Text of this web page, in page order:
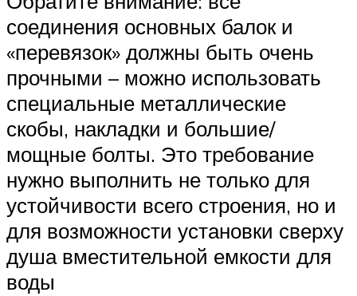
соединения основных балок и
«перевязок» должны быть очень
прочными – можно использовать
специальные металлические
скобы, накладки и большие/
мощные болты. Это требование
нужно выполнить не только для
устойчивости всего строения, но и
для возможности установки сверху
душа вместительной емкости для
воды